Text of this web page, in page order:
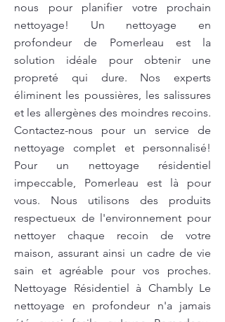
nous pour planifier votre prochain
nettoyage! Un nettoyage en
profondeur de Pomerleau est la
solution idéale pour obtenir une
propreté qui dure. Nos experts
éliminent les poussières, les salissures
et les allergènes des moindres recoins.
Contactez-nous pour un service de
nettoyage complet et personnalisé!
Pour un nettoyage résidentiel
impeccable, Pomerleau est là pour
vous. Nous utilisons des produits
respectueux de l'environnement pour
nettoyer chaque recoin de votre
maison, assurant ainsi un cadre de vie
sain et agréable pour vos proches.
Nettoyage Résidentiel à Chambly Le
nettoyage en profondeur n'a jamais